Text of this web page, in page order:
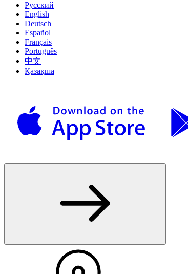
Русский
English
Deutsch
Español
Français
Português
中文
Қазақша